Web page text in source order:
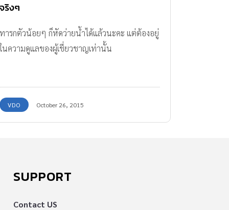
จริงๆ
ทารกตัวน้อยๆ ก็หัดว่ายน้ำได้แล้วนะคะ แต่ต้องอยู่
ในความดูแลของผู้เชี่ยวชาญเท่านั้น
VDO October 26, 2015
SUPPORT
Contact US